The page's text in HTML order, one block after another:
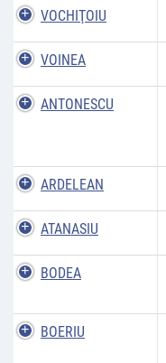
VOCHIŢOIU
VOINEA
ANTONESCU
ARDELEAN
ATANASIU
BODEA
BOERIU